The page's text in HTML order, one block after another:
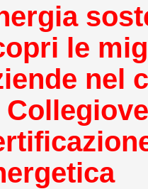
le
nel